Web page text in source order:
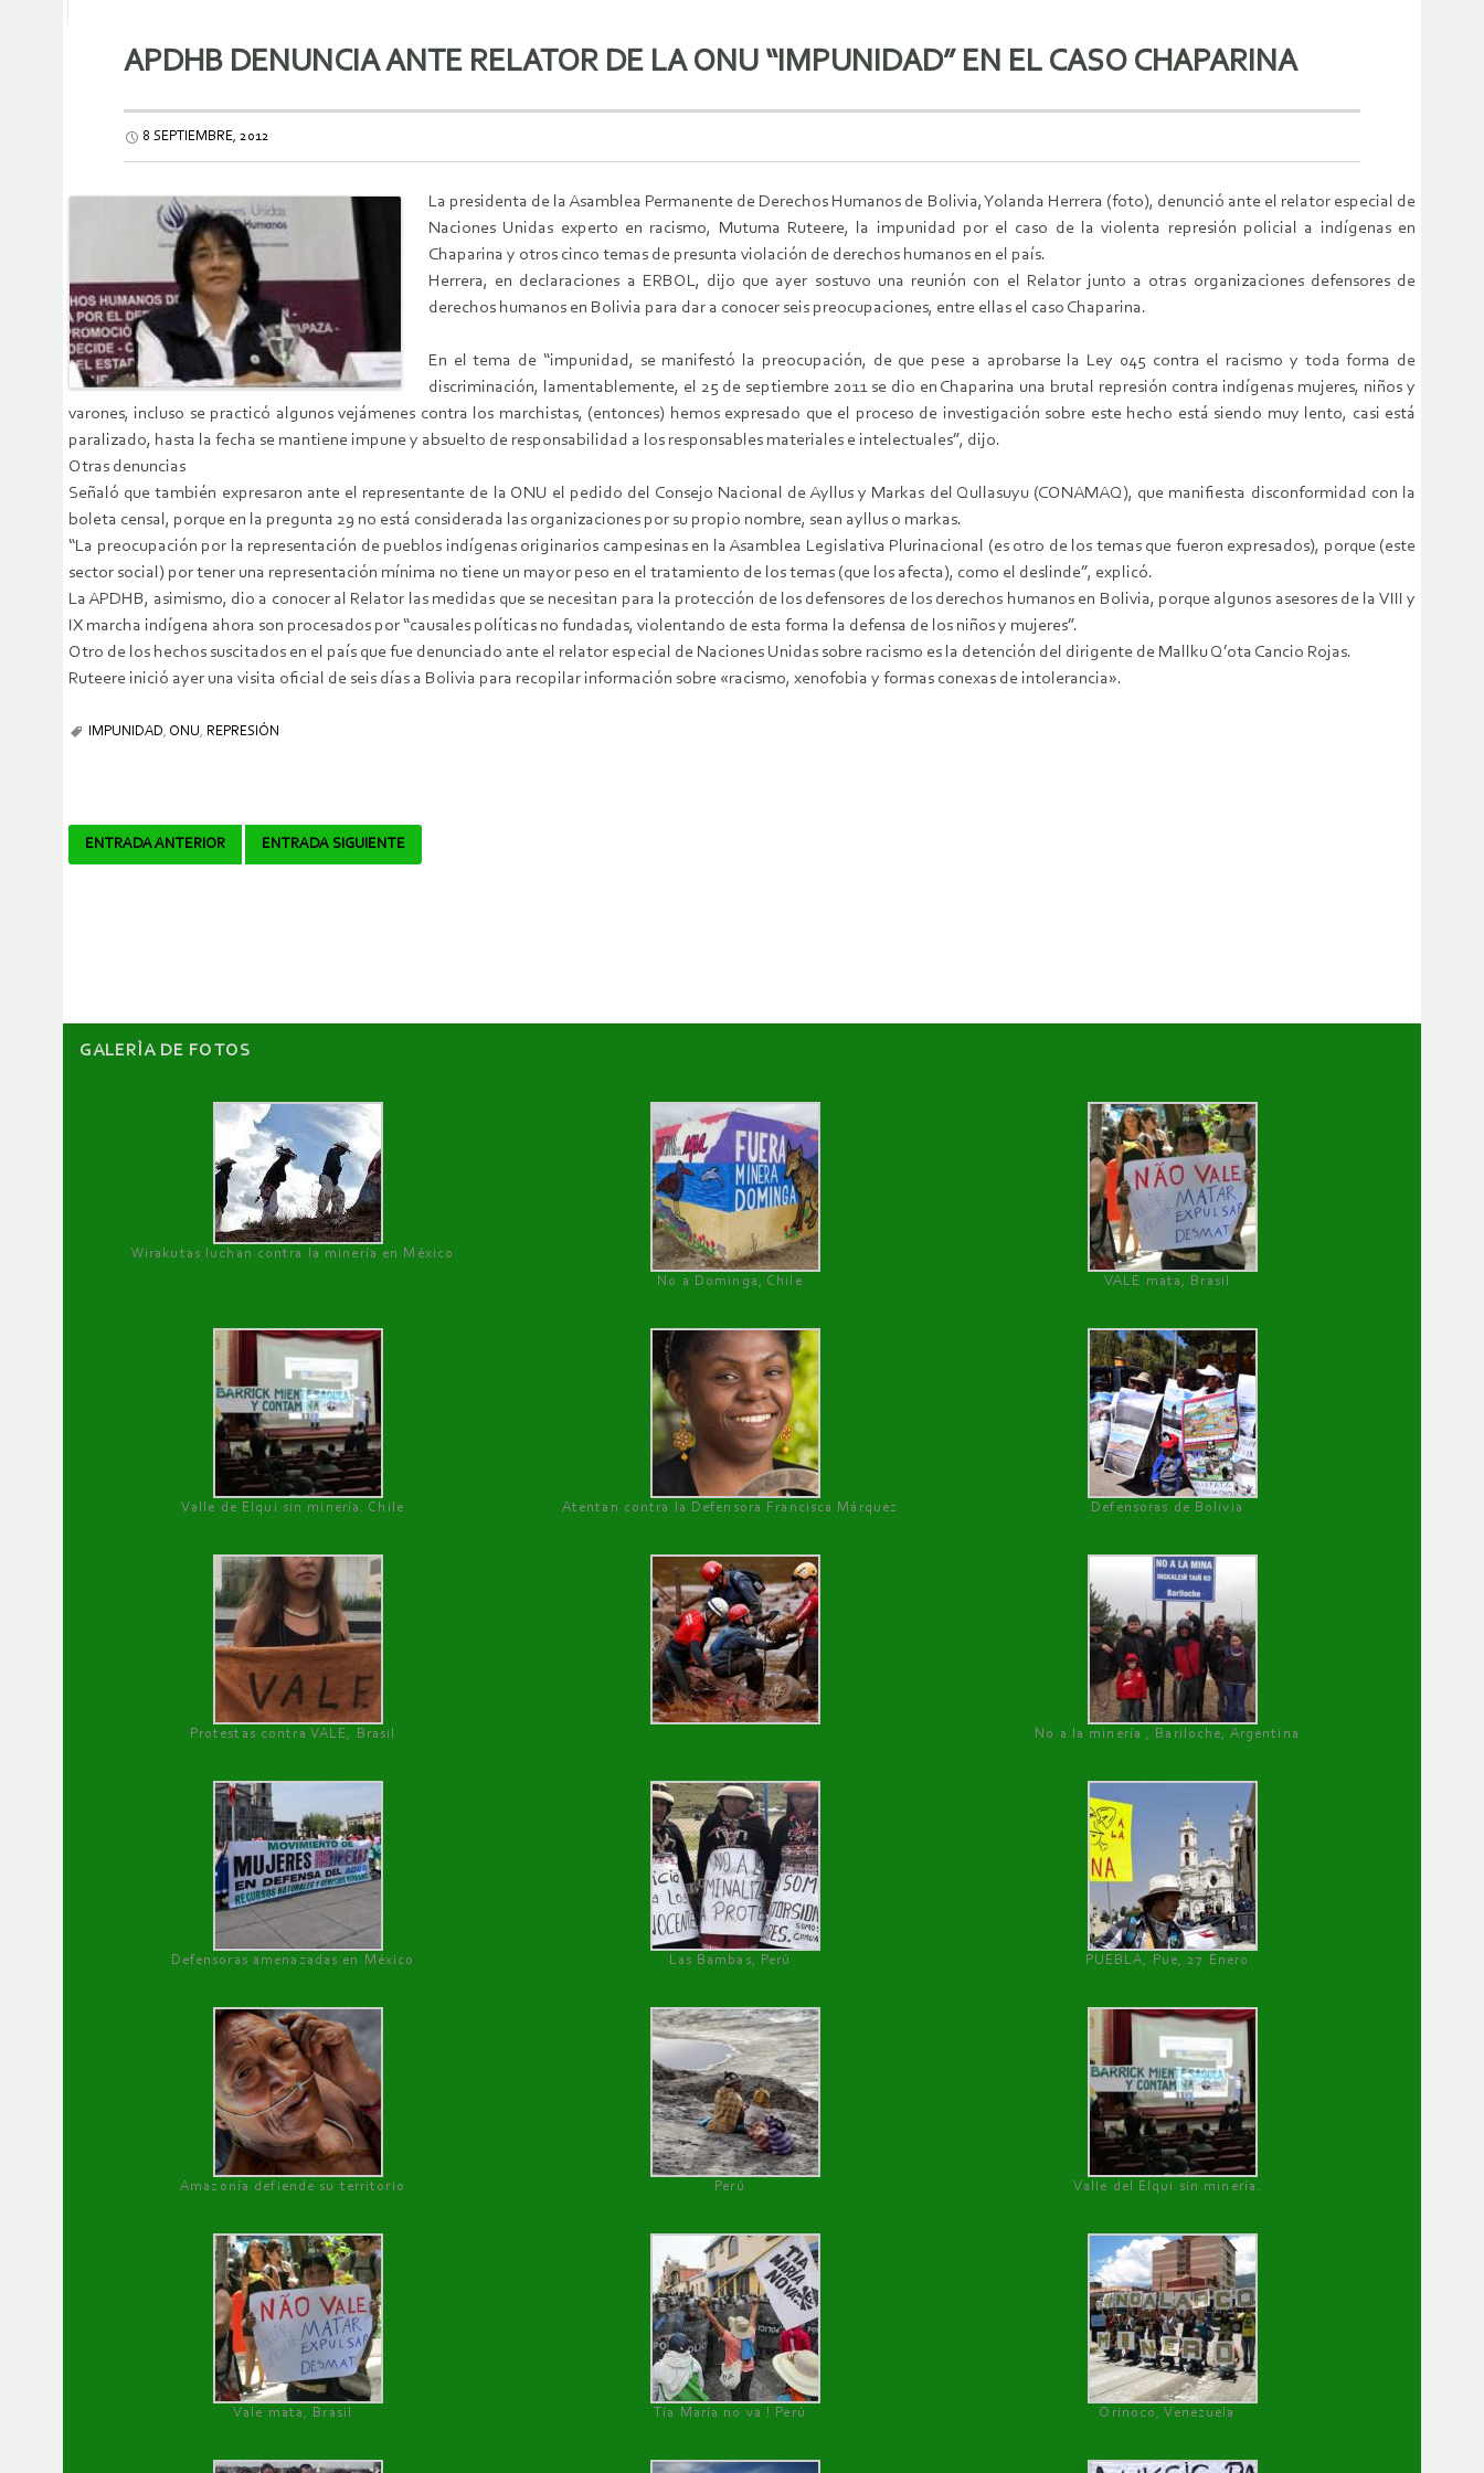
APDHB DENUNCIA ANTE RELATOR DE LA ONU “IMPUNIDAD” EN EL CASO CHAPARINA
8 SEPTIEMBRE, 2012
La presidenta de la Asamblea Permanente de Derechos Humanos de Bolivia, Yolanda Herrera (foto), denunció ante el relator especial de
Naciones Unidas experto en racismo, Mutuma Ruteere, la impunidad por el caso de la violenta represión policial a indígenas en
Chaparina y otros cinco temas de presunta violación de derechos humanos en el país.
Herrera, en declaraciones a ERBOL, dijo que ayer sostuvo una reunión con el Relator junto a otras organizaciones defensores de
derechos humanos en Bolivia para dar a conocer seis preocupaciones, entre ellas el caso Chaparina.
En el tema de “impunidad, se manifestó la preocupación, de que pese a aprobarse la Ley 045 contra el racismo y toda forma de
discriminación, lamentablemente, el 25 de septiembre 2011 se dio en Chaparina una brutal represión contra indígenas mujeres, niños y
varones, incluso se practicó algunos vejámenes contra los marchistas, (entonces) hemos expresado que el proceso de investigación sobre este hecho está siendo muy lento, casi está
paralizado, hasta la fecha se mantiene impune y absuelto de responsabilidad a los responsables materiales e intelectuales”, dijo.
Otras denuncias
Señaló que también expresaron ante el representante de la ONU el pedido del Consejo Nacional de Ayllus y Markas del Qullasuyu (CONAMAQ), que manifiesta disconformidad con la
boleta censal, porque en la pregunta 29 no está considerada las organizaciones por su propio nombre, sean ayllus o markas.
“La preocupación por la representación de pueblos indígenas originarios campesinas en la Asamblea Legislativa Plurinacional (es otro de los temas que fueron expresados), porque (este
sector social) por tener una representación mínima no tiene un mayor peso en el tratamiento de los temas (que los afecta), como el deslinde”, explicó.
La APDHB, asimismo, dio a conocer al Relator las medidas que se necesitan para la protección de los defensores de los derechos humanos en Bolivia, porque algunos asesores de la VIII y
IX marcha indígena ahora son procesados por “causales políticas no fundadas, violentando de esta forma la defensa de los niños y mujeres”.
Otro de los hechos suscitados en el país que fue denunciado ante el relator especial de Naciones Unidas sobre racismo es la detención del dirigente de Mallku Q’ota Cancio Rojas.
Ruteere inició ayer una visita oficial de seis días a Bolivia para recopilar información sobre «racismo, xenofobia y formas conexas de intolerancia».
IMPUNIDAD, ONU, REPRESIÓN
Navegador
ENTRADA ANTERIOR ENTRADA SIGUIENTE
GALERÌA DE FOTOS
Wirakutas luchan contra la minería en México
No a Dominga, Chile
VALE mata, Brasil
Valle de Elqui sin minería. Chile Atentan contra la Defensora Francisca Márquez Defensoras de Bolivia
Protestas contra VALE, Brasil No a la minería , Bariloche, Argentina
Defensoras amenazadas en México Las Bambas, Perú PUEBLA, Pue, 27 Enero
Amazonía defiende su territorio Perú Valle del Elqui sin minería.
Vale mata, Brasil Tía María no va ! Perú Orinoco, Venezuela